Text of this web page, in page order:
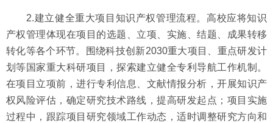
2.建立健全重大项目知识产权管理流程。高校应将知识
产权管理体现在项目的选题、立项、实施、结题、成果转移
转化等各个环节。围绕科技创新2030重大项目、重点研发计
划等国家重大科研项目，探索建立健全专利导航工作机制。
在项目立项前，进行专利信息、文献情报分析，开展知识产
权风险评估，确定研究技术路线，提高研发起点；项目实施
过程中，跟踪项目研究领域工作动态，适时调整研究方向和